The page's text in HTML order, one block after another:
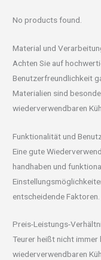
No products found.
Material und
Achten Sie auf
Benutzerfreundlichkeit
Materialien sind
wiederverwendbaren
Funktionalität und
Eine gute
handhaben und
entscheidende Faktoren.
Preis-Leistungs-
Teurer heißt nicht immer
wiederverwendbaren